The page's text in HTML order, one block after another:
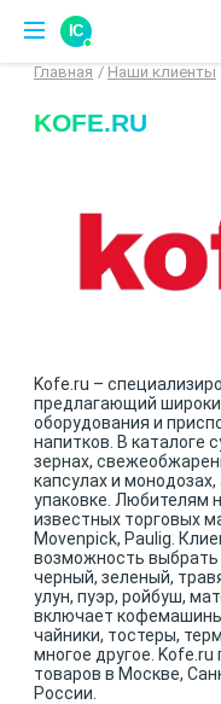
IC
Главная Наши клиенты
KOFE.RU
Kofe.ru –
предлагающий
оборудования и
напитков. В каталоге
зернах,
капсулах и
упаковке. Любителям
известных торговых
Movenpick, Paulig.
возможность выбрать
черный, зеленый,
улун, пуэр, ройбуш,
включает
чайники, тостеры,
многое другое.
товаров в Москве,
России.